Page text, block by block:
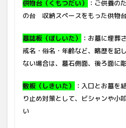
供物台（くもつだい）
：ご供養の
の台 収納スペースをもった供物
墓誌板（ぼしいた）
：お墓に埋葬
戒名・俗名・年齢など、略歴を
ない場合は、墓石側面、後ろ面に
敷板（しきいた）
：入口とお墓
り止め対策として、ビシャンや小
い